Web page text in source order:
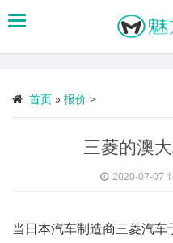
搜
首页 » 报价 >
三菱的澳
2020-07-07
当日本汽车制造商三菱汽